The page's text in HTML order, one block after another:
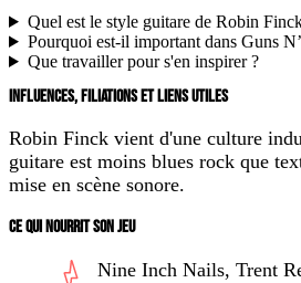
Quel est le style guitare de Robin
Pourquoi est-il important dans Guns
Que travailler pour s'en inspirer ?
INFLUENCES, FILIATIONS ET LIENS UTILES
Robin Finck vient d'une culture
guitare est moins blues rock que
mise en scène sonore.
CE QUI NOURRIT SON JEU
Nine Inch Nails, Trent